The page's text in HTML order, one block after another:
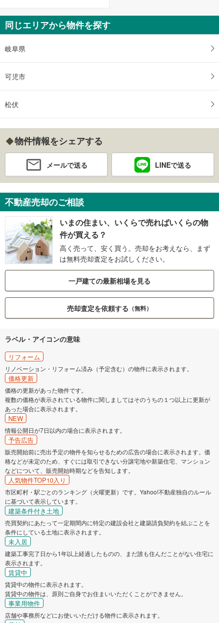
同じエリアから物件を探す
岐阜県
可児市
松伏
物件情報をシェアする
メールで送る LINEで送る
不動産売却のご相談
いまの住まい、いくらで売ればいくらの物
件が買える？
高く売って、安く買う。売却をお考えなら、まず
は無料売却査定をお試しください。
一戸建ての最新相場を見る
売却査定を依頼する （無料）
ラベル・アイコンの意味
リフォーム
リノベーション・リフォーム済み（予定含む）の物件に表示されます。
価格更新
価格の更新があった物件です。
複数の価格が表示されている物件に関しましてはそのうちの１つ以上に更新が
あった場合に表示されます。
NEW
情報公開日が7日以内の場合に表示されます。
予告広告
販売開始前に売出予定の物件を知らせるための広告の場合に表示されます。価
格などが未定のため、すぐには取引できない分譲宅地や新築住宅、マンション
などについて、販売開始時期などを告知します。
人気物件TOP10入り
市区町村・駅ごとのランキング（火曜更新）です。Yahoo!不動産独自のルール
に基づいて表示しています。
建築条件付き土地
売買契約にあたって一定期間内に特定の建設会社と建築請負契約を結ぶことを
条件にしている土地に表示されます。
未入居
建築工事完了日から1年以上経過したものの、まだ誰も住んだことがない住宅に
表示されます。
賃貸中
賃貸中の物件に表示されます。
賃貸中の物件は、原則ご自身でお住まいいただくことができません。
事業用物件
店舗や事務所などにお使いいただける物件に表示されます。